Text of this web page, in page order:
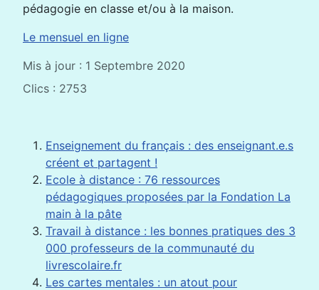
pédagogie en classe et/ou à la maison.
Le mensuel en ligne
Mis à jour : 1 Septembre 2020
Clics : 2753
Enseignement du français : des enseignant.e.s
créent et partagent !
Ecole à distance : 76 ressources
pédagogiques proposées par la Fondation La
main à la pâte
Travail à distance : les bonnes pratiques des 3
000 professeurs de la communauté du
livrescolaire.fr
Les cartes mentales : un atout pour